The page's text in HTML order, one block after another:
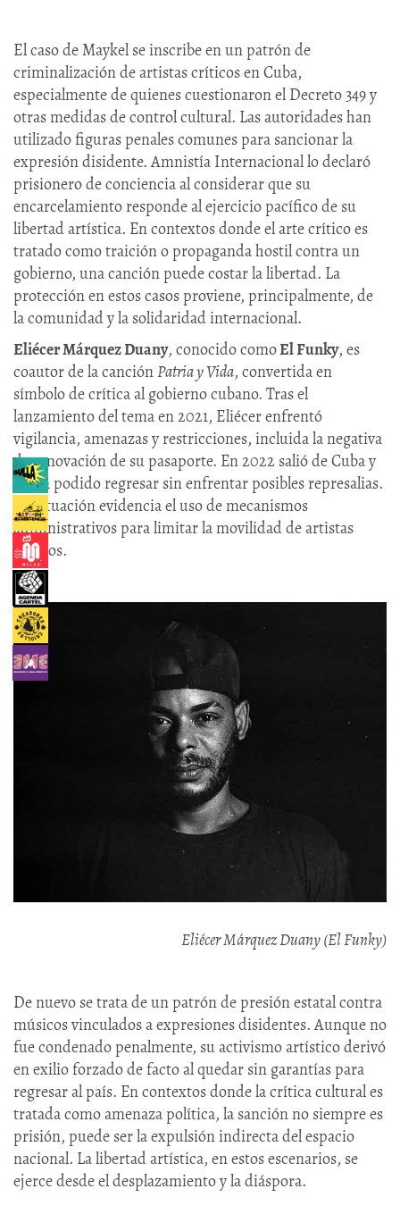
El caso de Maykel se inscribe en un patrón de
criminalización de artistas críticos en Cuba,
especialmente de quienes cuestionaron el Decreto 349 y
otras medidas de control cultural. Las autoridades han
utilizado figuras penales comunes para sancionar la
expresión disidente. Amnistía Internacional lo declaró
prisionero de conciencia al considerar que su
encarcelamiento responde al ejercicio pacífico de su
libertad artística. En contextos donde el arte crítico es
tratado como traición o propaganda hostil contra un
gobierno, una canción puede costar la libertad. La
protección en estos casos proviene, principalmente, de
la comunidad y la solidaridad internacional.
Eliécer Márquez Duany, conocido comoEl Funky, es
coautor de la canciónPatria y Vida, convertida en
símbolo de crítica al gobierno cubano. Tras el
lanzamiento del tema en 2021, Eliécer enfrentó
vigilancia, amenazas y restricciones, incluida la negativa
de renovación de su pasaporte. En 2022 salió de Cuba y
no ha podido regresar sin enfrentar posibles represalias.
Su situación evidencia el uso de mecanismos
administrativos para limitar la movilidad de artistas
críticos.
Eliécer Márquez Duany (El Funky)
De nuevo se trata de un patrón de presión estatal contra
músicos vinculados a expresiones disidentes. Aunque no
fue condenado penalmente, su activismo artístico derivó
en exilio forzado de facto al quedar sin garantías para
regresar al país. En contextos donde la crítica cultural es
tratada como amenaza política, la sanción no siempre es
prisión, puede ser la expulsión indirecta del espacio
nacional. La libertad artística, en estos escenarios, se
ejerce desde el desplazamiento y la diáspora.